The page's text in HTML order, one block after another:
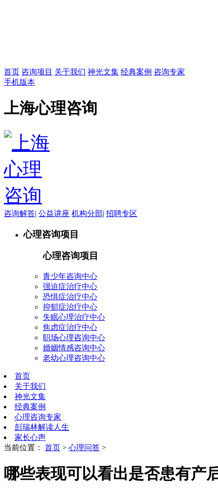
首页 咨询项目 关于我们 神光文集 经典案例 咨询专家
手机版本
上海心理咨询
咨询解答| 公益讲座 机构分部| 招聘专区
心理咨询项目
心理咨询项目
青少年咨询中心
强迫症治疗中心
恐惧症治疗中心
抑郁症治疗中心
失眠心理治疗中心
焦虑症治疗中心
职场心理咨询中心
婚姻情感咨询中心
老幼心理咨询中心
首页
关于我们
神光文集
经典案例
心理咨询专家
彭瑞林解读人生
家长心声
当前位置： 首页 > 心理问答 >
哪些表现可以看出是否患有产